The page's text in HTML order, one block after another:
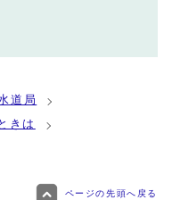
道局
きは
ページの先頭へ戻る